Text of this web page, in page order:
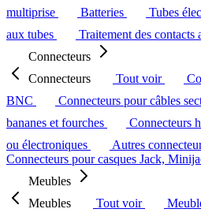
multiprise
Batteries
Tubes
aux tubes
Traitement des contacts
Connecteurs
Connecteurs
Tout voir
BNC
Connecteurs pour câbles
bananes et fourches
Connecteurs
ou électroniques
Autres
Connecteurs pour casques Jack,
Meubles
Meubles
Tout voir